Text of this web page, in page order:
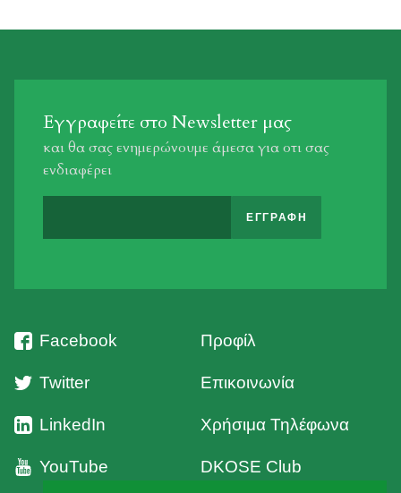
Εγγραφείτε στο Newsletter μας
και θα σας ενημερώνουμε άμεσα για οτι σας
ενδιαφέρει
Facebook
Twitter
LinkedIn
YouTube
Προφίλ
Επικοινωνία
Χρήσιμα Τηλέφωνα
DKOSE Club